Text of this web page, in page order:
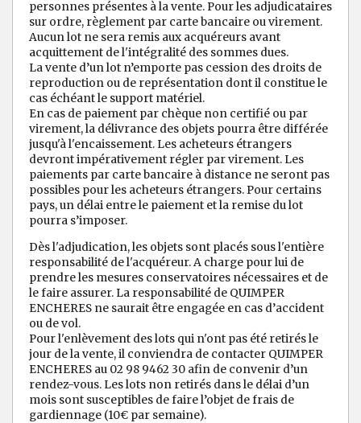
personnes présentes à la vente. Pour les adjudicataires
sur ordre, règlement par carte bancaire ou virement.
Aucun lot ne sera remis aux acquéreurs avant
acquittement de l'intégralité des sommes dues.
La vente d’un lot n’emporte pas cession des droits de
reproduction ou de représentation dont il constitue le
cas échéant le support matériel.
En cas de paiement par chèque non certifié ou par
virement, la délivrance des objets pourra être différée
jusqu'à l'encaissement. Les acheteurs étrangers
devront impérativement régler par virement. Les
paiements par carte bancaire à distance ne seront pas
possibles pour les acheteurs étrangers. Pour certains
pays, un délai entre le paiement et la remise du lot
pourra s’imposer.
Dès l'adjudication, les objets sont placés sous l'entière
responsabilité de l'acquéreur. A charge pour lui de
prendre les mesures conservatoires nécessaires et de
le faire assurer. La responsabilité de QUIMPER
ENCHERES ne saurait être engagée en cas d’accident
ou de vol.
Pour l'enlèvement des lots qui n'ont pas été retirés le
jour de la vente, il conviendra de contacter QUIMPER
ENCHERES au 02 98 9462 30 afin de convenir d’un
rendez-vous. Les lots non retirés dans le délai d’un
mois sont susceptibles de faire l’objet de frais de
gardiennage (10€ par semaine).